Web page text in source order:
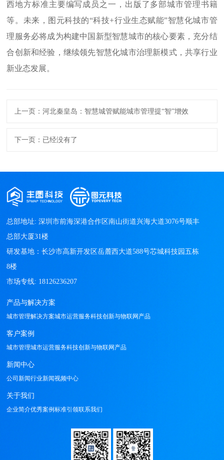
西地方标准主要编写成员之一，出版了多部城市管理书籍
等。未来，图元科技的“科技+行业生态赋能”智慧化城市管
理服务必将成为构建中国新型智慧城市的核心要素，充分结
合创新和经验，继续领先智慧化城市治理新模式，共享行业
新业态发展。
上一页：河北秦皇岛：智慧城管赋能城市管理提“智”增效
下一页：已经没有了
总部地址: 深圳市前海深港合作区南山街道兴海大道3076号顺丰
总部大厦31楼
研发基地：长沙市高新开发区岳麓西大道588号芯城科技园五栋
8楼
产品与解决方案
城市管理解决方案城市运营服务科技创新与物联网产品
客户案例
城市管理城市运营服务科技创新与物联网产品
新闻中心
公司新闻行业新闻视频中心
关于我们
企业简介优秀案例标准引领联系我们